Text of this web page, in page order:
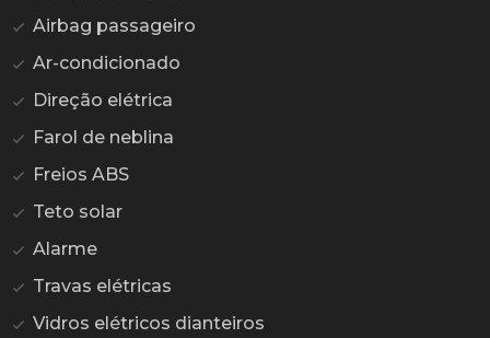
Airbag passageiro
Ar-condicionado
Direção elétrica
Farol de neblina
Freios ABS
Teto solar
Alarme
Travas elétricas
Vidros elétricos dianteiros